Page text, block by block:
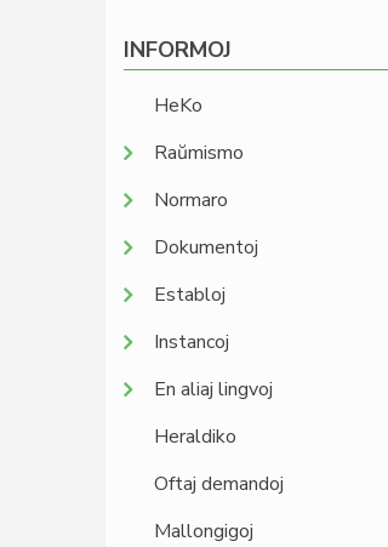
INFORMOJ
HeKo
Raŭmismo
Normaro
Dokumentoj
Establoj
Instancoj
En aliaj lingvoj
Heraldiko
Oftaj demandoj
Mallongigoj